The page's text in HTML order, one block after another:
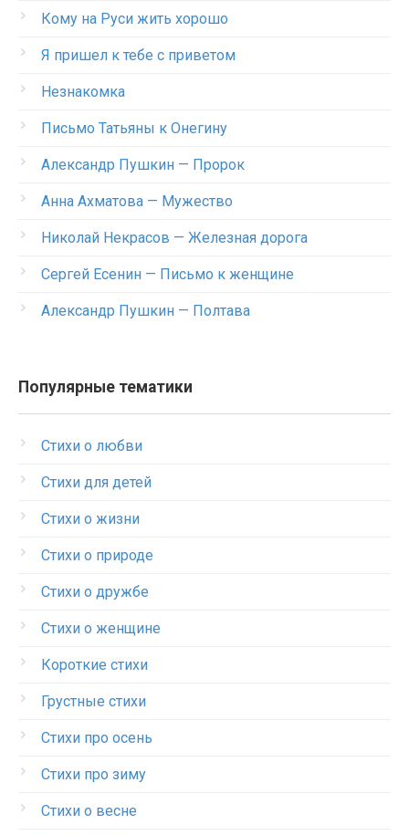
Кому на Руси жить хорошо
Я пришел к тебе с приветом
Незнакомка
Письмо Татьяны к Онегину
Александр Пушкин — Пророк
Анна Ахматова — Мужество
Николай Некрасов — Железная дорога
Сергей Есенин — Письмо к женщине
Александр Пушкин — Полтава
Популярные тематики
Стихи о любви
Стихи для детей
Стихи о жизни
Стихи о природе
Стихи о дружбе
Стихи о женщине
Короткие стихи
Грустные стихи
Стихи про осень
Стихи про зиму
Стихи о весне